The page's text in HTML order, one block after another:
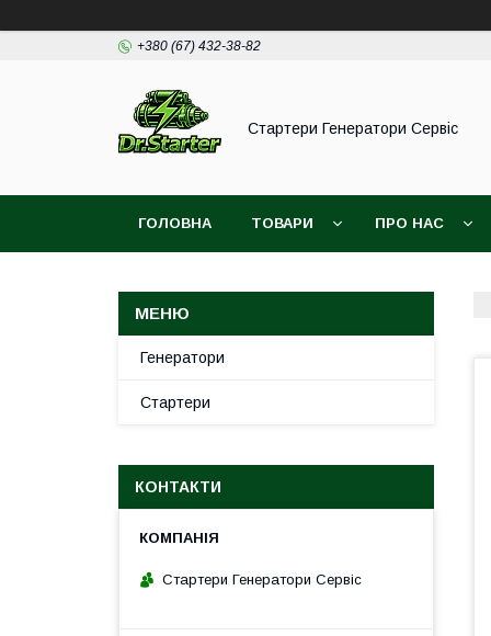
+380 (67) 432-38-82
Стартери Генератори Сервіс
ГОЛОВНА ТОВАРИ ПРО НАС
Генератори
Стартери
КОНТАКТИ
Стартери Генератори Сервіс